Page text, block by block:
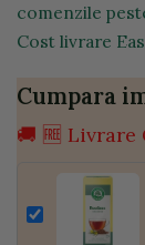
comenzile
Cost livrare
Cumpara
🚚 🆓 Livrare